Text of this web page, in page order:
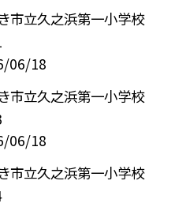
市立久之浜第一小学校
06/18
市立久之浜第一小学校
06/18
市立久之浜第一小学校